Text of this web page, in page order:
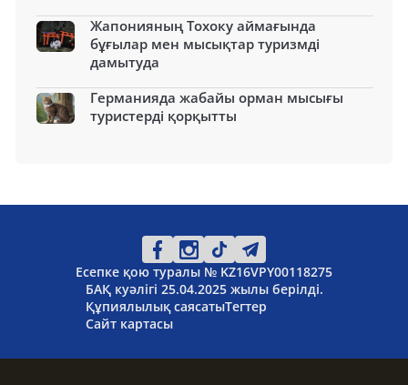
Жапонияның Тохоку аймағында
бұғылар мен мысықтар туризмді
дамытуда
Германияда жабайы орман мысығы
туристерді қорқытты
Есепке қою туралы № KZ16VPY00118275
БАҚ куәлігі 25.04.2025 жылы берілді.
Құпиялылық саясатыТегтер
Сайт картасы